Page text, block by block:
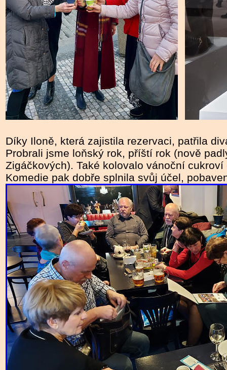
Díky Iloně, která zajistila rezervaci, patřila
Probrali jsme loňský rok, příští rok (nově
Zigáčkových). Také kolovalo vánoční
Komedie pak dobře splnila svůj účel,